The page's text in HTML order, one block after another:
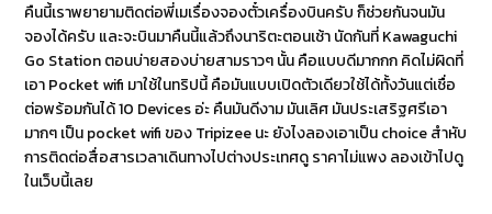
คืนนี้เราพยายามติดต่อพี่เมเรื่องจองตั๋วเครื่องบินครับ ก็ช่วยกันจนมัน
จองได้ครับ และจะบินมาคืนนี้แล้วถึงนาริตะตอนเช้า นัดกันที่ Kawaguchi
Go Station ตอนบ่ายสองบ่ายสามราวๆ นั้น คือแบบดีมากกก คิดไม่ผิดที่
เอา Pocket wifi มาใช้ในทริปนี้ คือมันแบบเปิดตัวเดียวใช้ได้ทั้งวันแต่เชื่อ
ต่อพร้อมกันได้ 10 Devices อ่ะ คืนมันดีงาม มันเลิศ มันประเสริฐศรีเอา
มากๆ เป็น pocket wifi ของ Tripizee นะ ยังไงลองเอาเป็น choice สำหับ
การติดต่อสื่อสารเวลาเดินทางไปต่างประเทศดู ราคาไม่แพง ลองเข้าไปดู
ในเว็บนี้เลย